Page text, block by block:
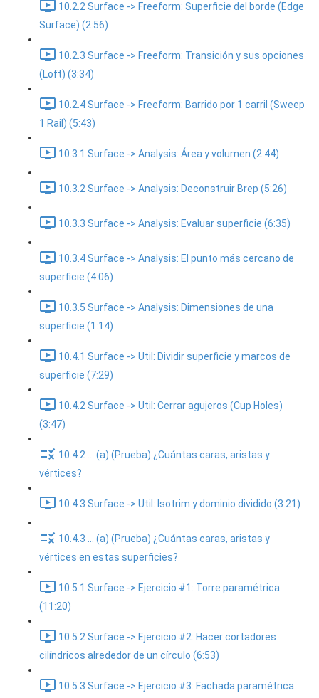
10.2.2 Surface -> Freeform: Superficie del borde (Edge
Surface) (2:56)
10.2.3 Surface -> Freeform: Transición y sus opciones
(Loft) (3:34)
10.2.4 Surface -> Freeform: Barrido por 1 carril (Sweep
1 Rail) (5:43)
10.3.1 Surface -> Analysis: Área y volumen (2:44)
10.3.2 Surface -> Analysis: Deconstruir Brep (5:26)
10.3.3 Surface -> Analysis: Evaluar superficie (6:35)
10.3.4 Surface -> Analysis: El punto más cercano de
superficie (4:06)
10.3.5 Surface -> Analysis: Dimensiones de una
superficie (1:14)
10.4.1 Surface -> Util: Dividir superficie y marcos de
superficie (7:29)
10.4.2 Surface -> Util: Cerrar agujeros (Cup Holes)
(3:47)
10.4.2 ... (a) (Prueba) ¿Cuántas caras, aristas y
vértices?
10.4.3 Surface -> Util: Isotrim y dominio dividido (3:21)
10.4.3 ... (a) (Prueba) ¿Cuántas caras, aristas y
vértices en estas superficies?
10.5.1 Surface -> Ejercicio #1: Torre paramétrica
(11:20)
10.5.2 Surface -> Ejercicio #2: Hacer cortadores
cilíndricos alrededor de un círculo (6:53)
10.5.3 Surface -> Ejercicio #3: Fachada paramétrica